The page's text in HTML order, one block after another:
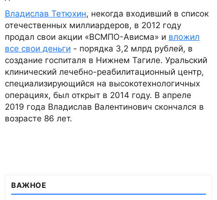
Владислав Тетюхин, некогда входивший в список
отечественных миллиардеров, в 2012 году
продал свои акции «ВСМПО-Ависма» и вложил
все свои деньги - порядка 3,2 млрд рублей, в
создание госпиталя в Нижнем Тагиле. Уральский
клинический лечебно-реабилитационный центр,
специализирующийся на высокотехнологичных
операциях, был открыт в 2014 году. В апреле
2019 года Владислав Валентинович скончался в
возрасте 86 лет.
ВАЖНОЕ